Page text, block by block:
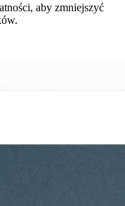
aby zmniejszyć